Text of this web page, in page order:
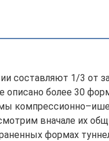
составляют 1/3 от
описано более 30
вначале их
формах